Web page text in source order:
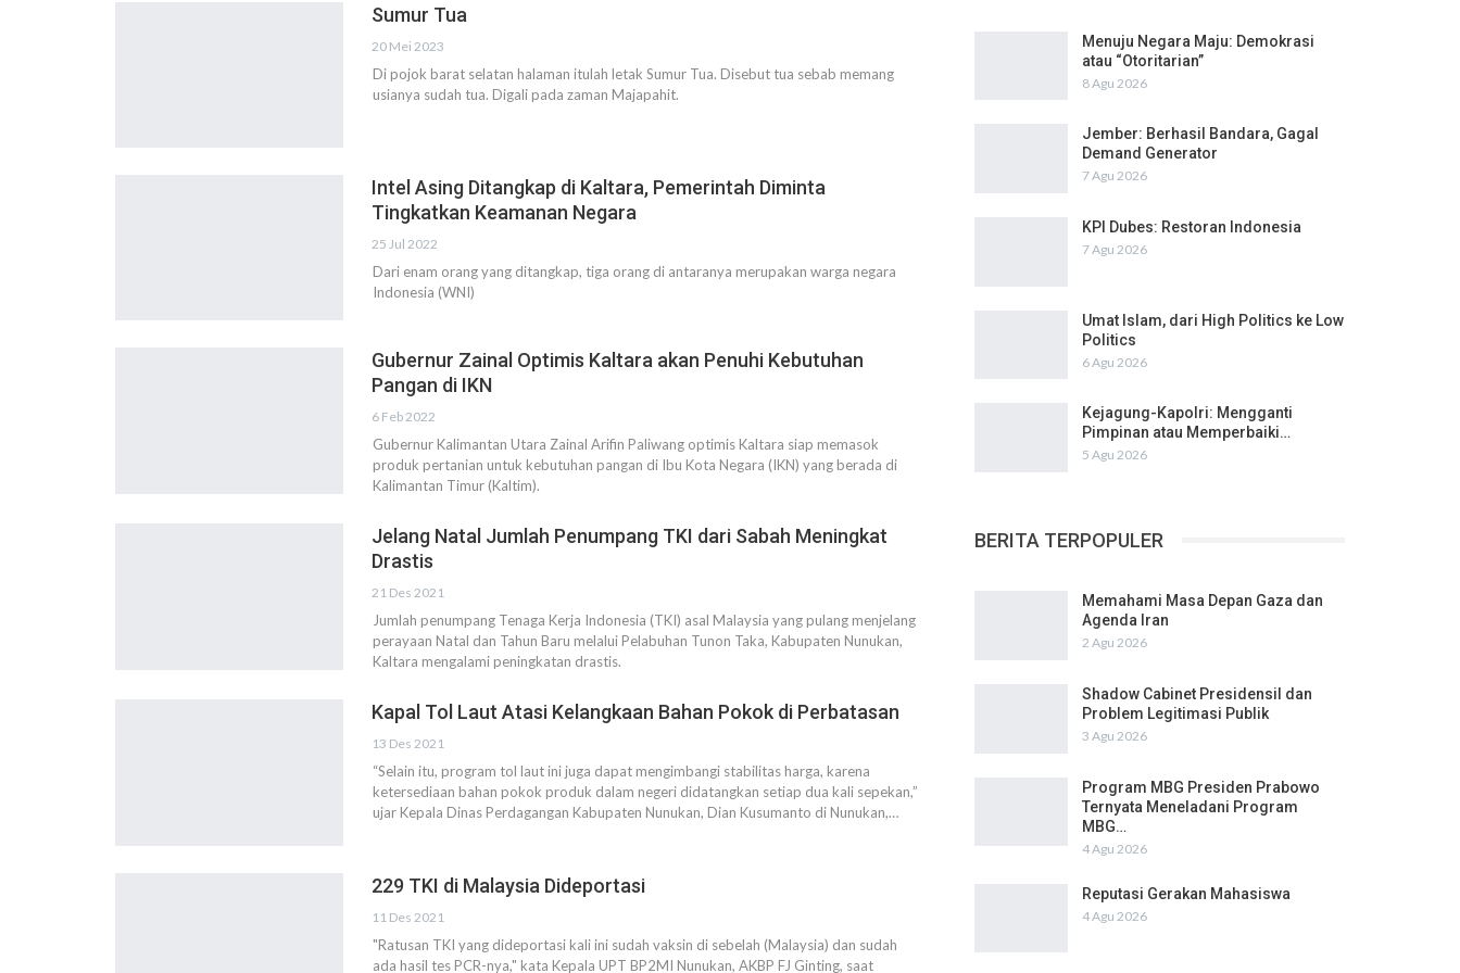
Sumur Tua
20 Mei 2023
Di pojok barat selatan halaman itulah letak Sumur Tua. Disebut tua sebab memang
usianya sudah tua. Digali pada zaman Majapahit.
Intel Asing Ditangkap di Kaltara, Pemerintah Diminta
Tingkatkan Keamanan Negara
25 Jul 2022
Dari enam orang yang ditangkap, tiga orang di antaranya merupakan warga negara
Indonesia (WNI)
Gubernur Zainal Optimis Kaltara akan Penuhi Kebutuhan
Pangan di IKN
6 Feb 2022
Gubernur Kalimantan Utara Zainal Arifin Paliwang optimis Kaltara siap memasok
produk pertanian untuk kebutuhan pangan di Ibu Kota Negara (IKN) yang berada di
Kalimantan Timur (Kaltim).
Jelang Natal Jumlah Penumpang TKI dari Sabah Meningkat
Drastis
21 Des 2021
Jumlah penumpang Tenaga Kerja Indonesia (TKI) asal Malaysia yang pulang menjelang
perayaan Natal dan Tahun Baru melalui Pelabuhan Tunon Taka, Kabupaten Nunukan,
Kaltara mengalami peningkatan drastis.
Kapal Tol Laut Atasi Kelangkaan Bahan Pokok di Perbatasan
13 Des 2021
“Selain itu, program tol laut ini juga dapat mengimbangi stabilitas harga, karena
ketersediaan bahan pokok produk dalam negeri didatangkan setiap dua kali sepekan,”
ujar Kepala Dinas Perdagangan Kabupaten Nunukan, Dian Kusumanto di Nunukan,…
229 TKI di Malaysia Dideportasi
11 Des 2021
"Ratusan TKI yang dideportasi kali ini sudah vaksin di sebelah (Malaysia) dan sudah
ada hasil tes PCR-nya," kata Kepala UPT BP2MI Nunukan, AKBP FJ Ginting, saat
Menuju Negara Maju: Demokrasi
atau “Otoritarian”
8 Agu 2026
Jember: Berhasil Bandara, Gagal
Demand Generator
7 Agu 2026
KPI Dubes: Restoran Indonesia
7 Agu 2026
Umat Islam, dari High Politics ke Low
Politics
6 Agu 2026
Kejagung-Kapolri: Mengganti
Pimpinan atau Memperbaiki…
5 Agu 2026
BERITA TERPOPULER
Memahami Masa Depan Gaza dan
Agenda Iran
2 Agu 2026
Shadow Cabinet Presidensil dan
Problem Legitimasi Publik
3 Agu 2026
Program MBG Presiden Prabowo
Ternyata Meneladani Program
MBG…
4 Agu 2026
Reputasi Gerakan Mahasiswa
4 Agu 2026